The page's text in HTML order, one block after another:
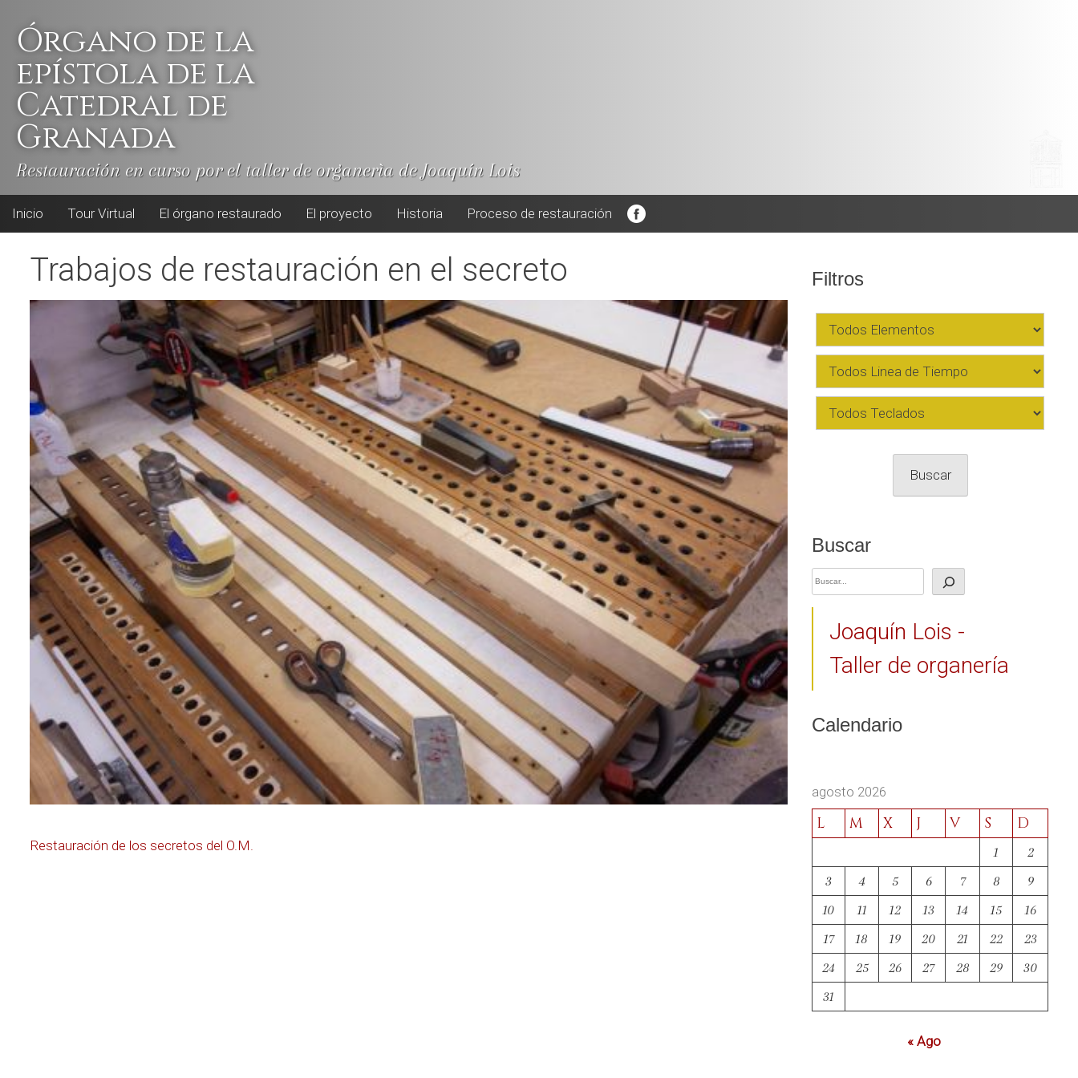
contentÓrgano de la
epístola de la
Catedral de
Granada
Restauración en curso por el taller de organerìa de Joaquín Lois
Inicio Tour Virtual El órgano restaurado El proyecto Historia Proceso de restauración
Trabajos de restauración en el secreto
Navegación
Restauración de los secretos del O.M.
Filtros
Buscar
Joaquín Lois -
Taller de organería
Calendario
agosto 2026
L M X J V S D
1
2
3
4 5 6 7 8
9
10
11 12 13 14 15
16
17
18 19 20 21 22
23
24
25 26 27 28 29
30
31
« Ago